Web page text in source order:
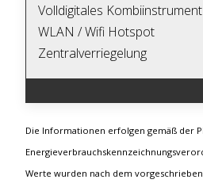
Volldigitales Kombiinstrument
WLAN / Wifi Hotspot
Zentralverriegelung
Die Informationen erfolgen gemäß der
Werte wurden nach dem